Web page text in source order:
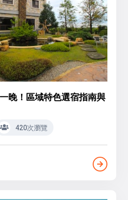
晚！區域特色選宿指南與
420次瀏覽